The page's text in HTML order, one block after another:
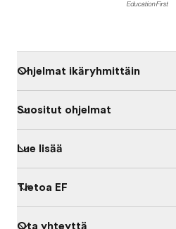
Ohjelmat ikäryhmittäin
Suositut ohjelmat
Lue lisää
Tietoa EF
Ota yhteyttä